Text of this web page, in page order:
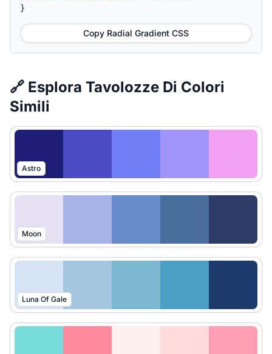
}
Copy Radial Gradient CSS
🔗 Esplora Tavolozze Di Colori
Simili
Astro
Moon
Luna Of Gale